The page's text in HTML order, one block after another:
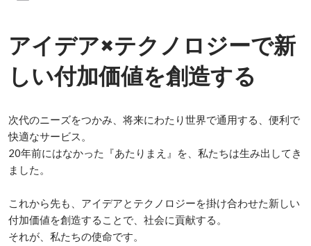
アイデア×テクノロジーで新
しい付加価値を創造する
次代のニーズをつかみ、将来にわたり世界で通用する、便利で
快適なサービス。
20年前にはなかった『あたりまえ』を、私たちは生み出してき
ました。
これから先も、アイデアとテクノロジーを掛け合わせた新しい
付加価値を創造することで、社会に貢献する。